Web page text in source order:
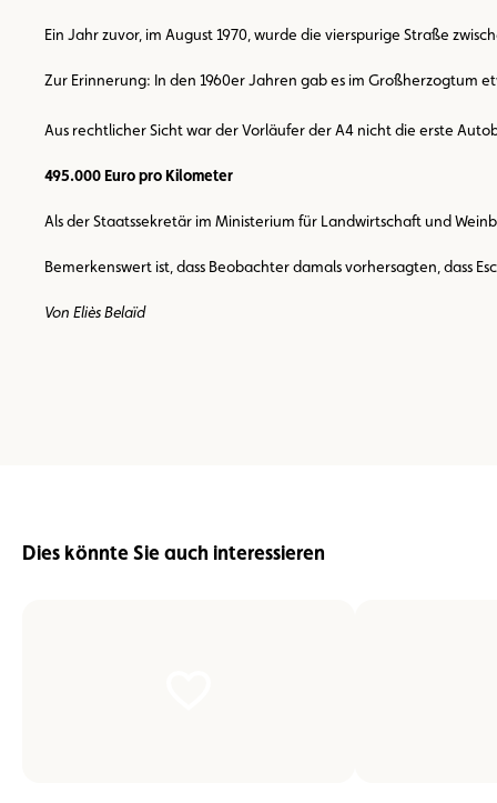
Ein Jahr zuvor, im August 1970, wurde die vierspurige Straße
Zur Erinnerung: In den 1960er Jahren gab es im Großherzogtum
Aus rechtlicher Sicht war der Vorläufer der A4 nicht die erste
495.000 Euro pro Kilometer
Als der Staatssekretär im Ministerium für Landwirtschaft und
Bemerkenswert ist, dass Beobachter damals vorhersagten, dass
Von Eliès Belaïd
Dies könnte Sie auch interessieren